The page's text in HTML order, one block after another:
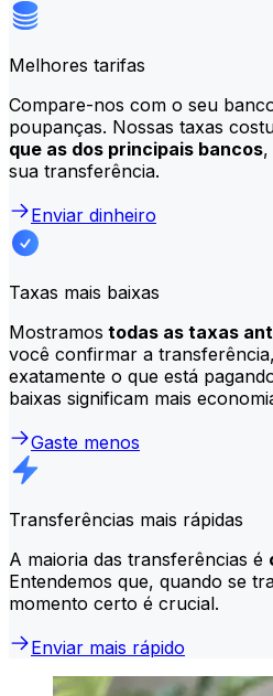
Melhores tarifas
Compare-nos com o seu
poupanças. Nossas taxas
que as dos principais bancos,
sua transferência.
Enviar dinheiro
Taxas mais baixas
Mostramos todas as taxas
você confirmar a
exatamente o que está
baixas significam mais
Gaste menos
Transferências mais rápidas
A maioria das transferências é
Entendemos que, quando se
momento certo é crucial.
Enviar mais rápido